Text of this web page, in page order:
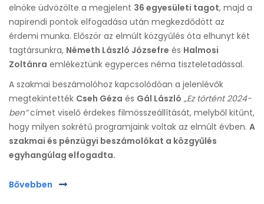
elnöke üdvözölte a megjelent 36 egyesületi tagot, majd a
napirendi pontok elfogadása után megkezdődött az
érdemi munka. Először az elmúlt közgyűlés óta elhunyt két
tagtársunkra, Németh László Józsefre és Halmosi
Zoltánra emlékeztünk egyperces néma tiszteletadással.
A szakmai beszámolóhoz kapcsolódóan a jelenlévők
megtekintették Cseh Géza és Gál László „Ez történt 2024-
ben”címet viselő érdekes filmösszeállítását, melyből kitűnt,
hogy milyen sokrétű programjaink voltak az elmúlt évben. A
szakmai és pénzügyi beszámolókat a közgyűlés
egyhangúlag elfogadta.
Bővebben